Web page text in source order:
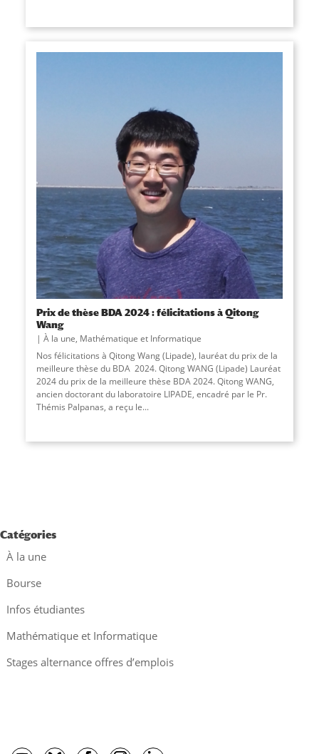
Prix de thèse BDA 2024 : félicitations à Qitong
Wang
À la une, Mathématique et Informatique
Nos félicitations à Qitong Wang (Lipade), lauréat du prix de la
meilleure thèse du BDA 2024. Qitong WANG (Lipade) Lauréat
2024 du prix de la meilleure thèse BDA 2024. Qitong WANG,
ancien doctorant du laboratoire LIPADE, encadré par le Pr.
Thémis Palpanas, a reçu le...
Catégories
À la une
Bourse
Infos étudiantes
Mathématique et Informatique
Stages alternance offres d’emplois